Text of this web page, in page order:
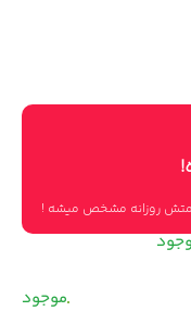
روزانه مشخص میشه !